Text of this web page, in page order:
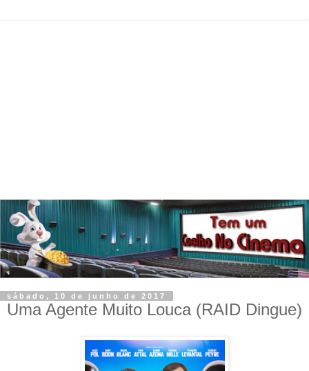
sábado, 10 de junho de 2017
Uma Agente Muito Louca (RAID Dingue)